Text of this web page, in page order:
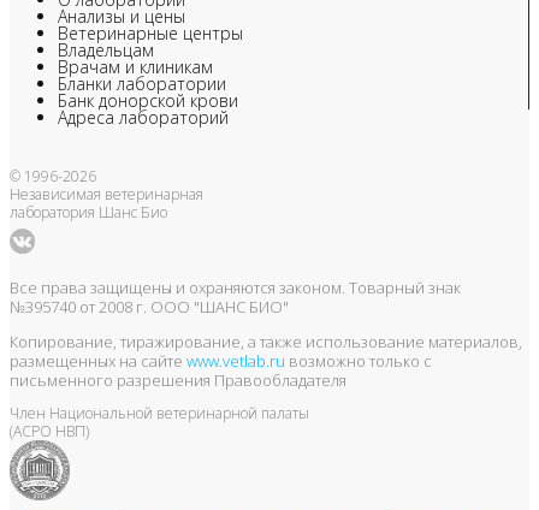
Анализы и цены
Ветеринарные центры
Владельцам
Врачам и клиникам
Бланки лаборатории
Банк донорской крови
Адреса лабораторий
© 1996-2026
Независимая ветеринарная
лаборатория Шанс Био
Все права защищены и охраняются законом. Товарный знак
№395740 от 2008 г. ООО "ШАНС БИО"
Копирование, тиражирование, а также использование материалов,
размещенных на сайте www.vetlab.ru возможно только с
письменного разрешения Правообладателя
Член Национальной ветеринарной палаты
(АСРО НВП)